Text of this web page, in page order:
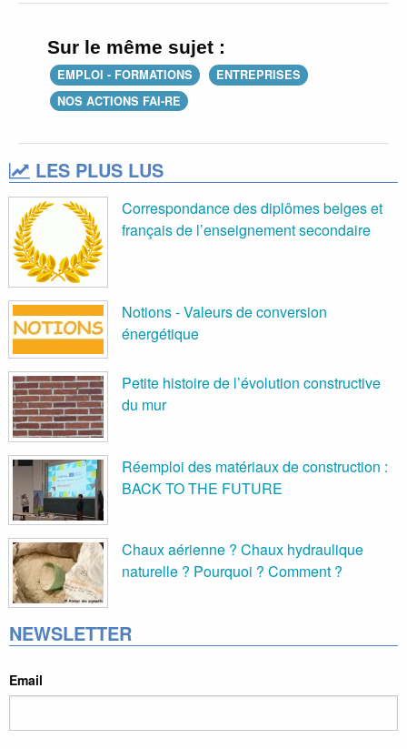
Sur le même sujet :
EMPLOI - FORMATIONS
ENTREPRISES
NOS ACTIONS FAI-RE
LES PLUS LUS
Correspondance des diplômes belges et
français de l’enseignement secondaire
Notions - Valeurs de conversion
énergétique
Petite histoire de l’évolution constructive
du mur
Réemploi des matériaux de construction :
BACK TO THE FUTURE
Chaux aérienne ? Chaux hydraulique
naturelle ? Pourquoi ? Comment ?
NEWSLETTER
Email